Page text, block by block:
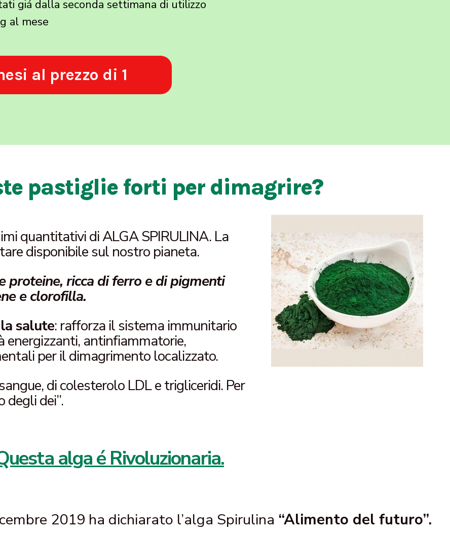
giá dalla seconda settimana di utilizzo
al mese
al prezzo di 1
pastiglie forti per dimagrire?
quantitativi di ALGA SPIRULINA. La
disponibile sul nostro pianeta.
proteine, ricca di ferro e di pigmenti
e clorofilla.
salute: rafforza il sistema immunitario
energizzanti, antinfiammatorie,
per il dimagrimento localizzato.
di colesterolo LDL e trigliceridi. Per
degli dei”.
alga é Rivoluzionaria.
2019 ha dichiarato l’alga Spirulina “Alimento del futuro”.